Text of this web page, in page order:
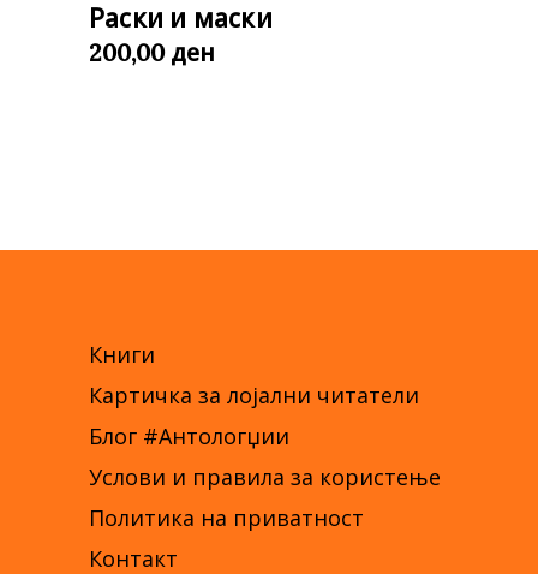
Раски и маски
200,00 ден
Книги
Картичка за лојални читатели
Блог #Антологџии
Услови и правила за користење
Политика на приватност
Контакт